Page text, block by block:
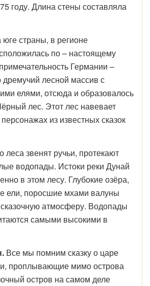
году. Длина стены составляла
страны, в регионе
по – настоящему
Германии –
лесной массив с
елями, отсюда и образовалось
лес. Этот лес навевает
из известных сказок
леса звенят ручьи, протекают
водопады. Истоки реки Дунай
в этом лесу. Глубокие озёра,
ели, поросшие мхами валуны
атмосферу. Водопады
самыми высокими в
Все мы помним сказку о царе
проплывающие мимо острова
остров на самом деле